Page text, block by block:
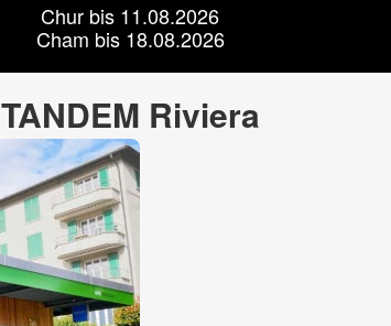
Chur bis 11.08.2026
Cham bis 18.08.2026
TANDEM Riviera